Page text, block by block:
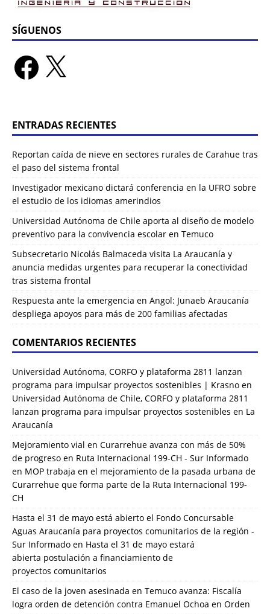
SÍGUENOS
ENTRADAS RECIENTES
Reportan caída de nieve en sectores rurales de Carahue tras
el paso del sistema frontal
Investigador mexicano dictará conferencia en la UFRO sobre
el estudio de los idiomas amerindios
Universidad Autónoma de Chile aporta al diseño de modelo
preventivo para la convivencia escolar en Temuco
Subsecretario Nicolás Balmaceda visita La Araucanía y
anuncia medidas urgentes para recuperar la conectividad
tras sistema frontal
Respuesta ante la emergencia en Angol: Junaeb Araucanía
despliega apoyos para más de 200 familias afectadas
COMENTARIOS RECIENTES
Universidad Autónoma, CORFO y plataforma 2811 lanzan
programa para impulsar proyectos sostenibles | Krasno en
Universidad Autónoma de Chile, CORFO y plataforma 2811
lanzan programa para impulsar proyectos sostenibles en La
Araucanía
Mejoramiento vial en Curarrehue avanza con más de 50%
de progreso en Ruta Internacional 199-CH - Sur Informado
en MOP trabaja en el mejoramiento de la pasada urbana de
Curarrehue que forma parte de la Ruta Internacional 199-
CH
Hasta el 31 de mayo está abierto el Fondo Concursable
Aguas Araucanía para proyectos comunitarios de la región -
Sur Informado en Hasta el 31 de mayo estará
abierta postulación a financiamiento de
proyectos comunitarios
El caso de la joven asesinada en Temuco avanza: Fiscalía
logra orden de detención contra Emanuel Ochoa en Orden